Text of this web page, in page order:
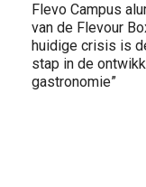
Flevo Campus
van de Flevour
huidige crisis is
stap in de
gastronomie”